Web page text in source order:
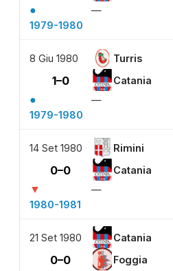
●
—
1979-1980
8 Giu 1980 Turris
1–0 Catania
●
—
1979-1980
14 Set 1980 Rimini
0–0 Catania
▼
—
1980-1981
21 Set 1980 Catania
0–0 Foggia